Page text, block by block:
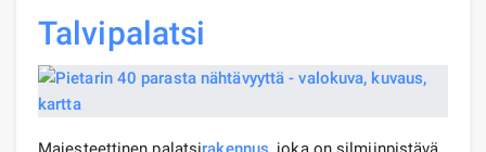
Talvipalatsi